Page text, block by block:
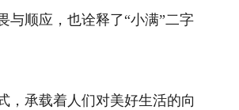
与顺应，也诠释了“小满”二字
承载着人们对美好生活的向